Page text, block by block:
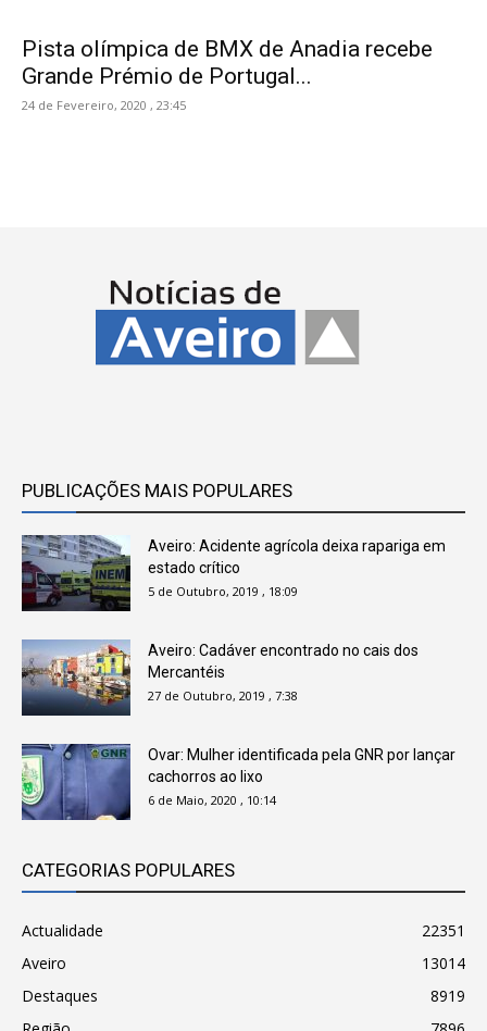
Pista olímpica de BMX de Anadia recebe
Grande Prémio de Portugal...
24 de Fevereiro, 2020 , 23:45
PUBLICAÇÕES MAIS POPULARES
Aveiro: Acidente agrícola deixa rapariga em
estado crítico
5 de Outubro, 2019 , 18:09
Aveiro: Cadáver encontrado no cais dos
Mercantéis
27 de Outubro, 2019 , 7:38
Ovar: Mulher identificada pela GNR por lançar
cachorros ao lixo
6 de Maio, 2020 , 10:14
CATEGORIAS POPULARES
Actualidade
22351
Aveiro
13014
Destaques
8919